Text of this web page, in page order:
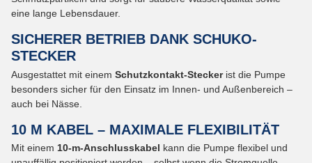
eine lange Lebensdauer.
SICHERER BETRIEB DANK SCHUKO-
STECKER
Ausgestattet mit einem Schutzkontakt-Steckerist die Pumpe
besonders sicher für den Einsatz im Innen- und Außenbereich –
auch bei Nässe.
10 M KABEL – MAXIMALE FLEXIBILITÄT
Mit einem 10-m-Anschlusskabel kann die Pumpe flexibel und